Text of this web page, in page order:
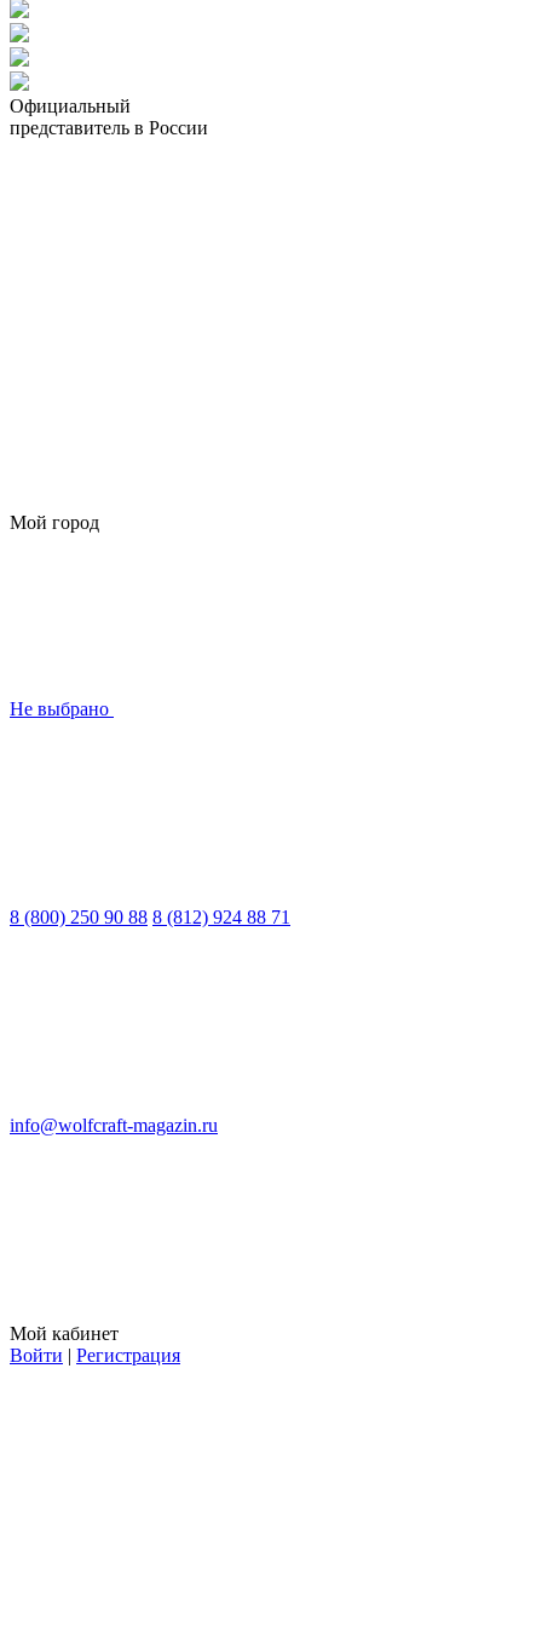
Официальный
представитель в России
Мой город
Не выбрано
8 (800) 250 90 88 8 (812) 924 88 71
info@wolfcraft-magazin.ru
Мой кабинет
Войти | Регистрация